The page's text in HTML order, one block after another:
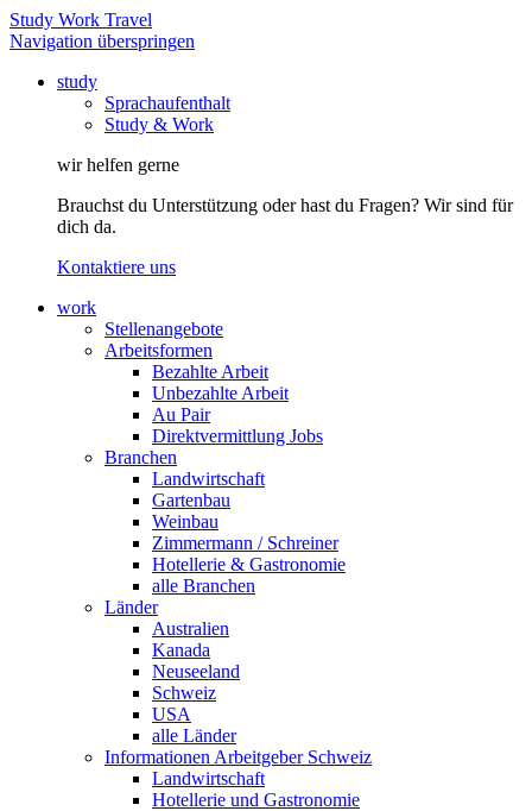
Study Work Travel
Navigation überspringen
study
Sprachaufenthalt
Study & Work
wir helfen gerne
Brauchst du Unterstützung oder hast du Fragen? Wir sind für
dich da.
Kontaktiere uns
work
Stellenangebote
Arbeitsformen
Bezahlte Arbeit
Unbezahlte Arbeit
Au Pair
Direktvermittlung Jobs
Branchen
Landwirtschaft
Gartenbau
Weinbau
Zimmermann / Schreiner
Hotellerie & Gastronomie
alle Branchen
Länder
Australien
Kanada
Neuseeland
Schweiz
USA
alle Länder
Informationen Arbeitgeber Schweiz
Landwirtschaft
Hotellerie und Gastronomie